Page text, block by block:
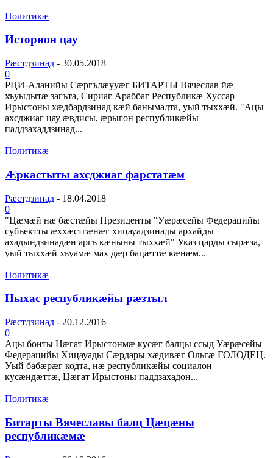
Политикæ
Историон цау
Рæстдзинад - 30.05.2018
0
РЦИ-Аланийы Сæргълæууæг БИТАРТЫ Вячеслав йæ
хъуыдытæ загъта, Сириаг Араббаг Республикæ Хуссар
Ирыстоны хæдбардзинад кæй банымадта, уый тыххæй. "Ацы
ахсджиаг цау æвдисы, æрыгон республикæйы
паддзахаддзинад...
Политикæ
Æркастыты ахсджиаг фарстатæм
Рæстдзинад - 18.04.2018
0
"Цæмæй нæ бæстæйы Президенты "Уæрæсейы Федерацийы
субъектты æххæстгæнæг хицауадзинады архайды
ахадындзинадæн аргъ кæныны тыххæй" Указ царды сырæза,
уый тыххæй хъуамæ мах дæр бацæттæ кæнæм...
Политикæ
Ныхас республикæйы рæзтыл
Рæстдзинад - 20.12.2016
0
Ацы бонты Цæгат Ирыстонмæ кусæг балцы ссыд Уæрæсейы
Федерацийы Хицауады Сæрдары хæдивæг Ольгæ ГОЛОДЕЦ.
Уый бабæрæг кодта, нæ республикæйы социалон
кусæндæттæ, Цæгат Ирыстоны паддзахадон...
Политикæ
Битарты Вячеславы балц Цæцæны
республикæмæ